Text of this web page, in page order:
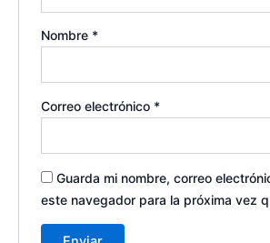
Nombre *
Correo electrónico *
Guarda mi nombre, correo
este navegador para la próxima vez